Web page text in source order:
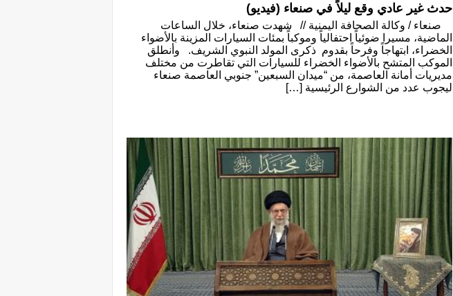
حدث غير عادي وقع ليلاً في صنعاء (فيديو)
صنعاء / وكالة الصحافة اليمنية // شهدت صنعاء، خلال الساعات
الماضية، مسيرا ضوئياً احتفالياً وموكباً بمئات السيارات المزينة بالأضواء
الخضراء، ابتهاجاً وفرحاً بقدوم ذكرى المولد النبوي الشريف. وأنطلق
الموكب المتشح بالأضواء الخضراء للسيارات التي تقاطرت من مختلف
مديريات أمانة العاصمة، من “ميدان السبعين” جنوبي العاصمة صنعاء
ليجوب عدد من الشوارع الرئيسية […]